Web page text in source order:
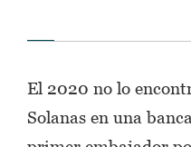
El 2020 no lo
Solanas en una